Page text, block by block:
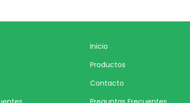
Inicio
Productos
Contacto